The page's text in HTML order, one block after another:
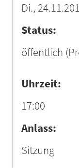
Di.,
Status:
öffentlich
Uhrzeit:
17:00
Anlass:
Sitzung